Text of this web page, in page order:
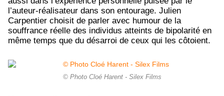
l’auteur-réalisateur dans son entourage. Julien
Carpentier choisit de parler avec humour de la
souffrance réelle des individus atteints de bipolarité en
même temps que du désarroi de ceux qui les côtoient.
© Photo Cloé Harent - Silex Films